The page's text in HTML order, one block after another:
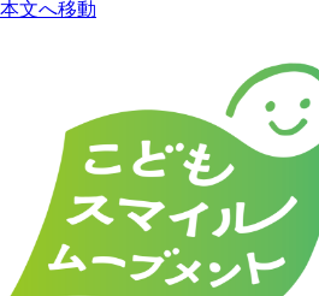
本文へ移動